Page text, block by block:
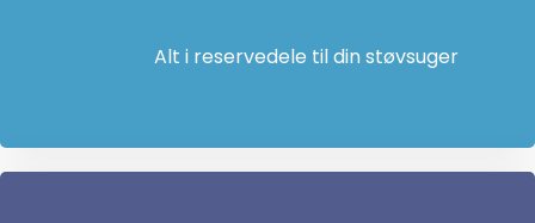
Alt i reservedele til din støvsuger